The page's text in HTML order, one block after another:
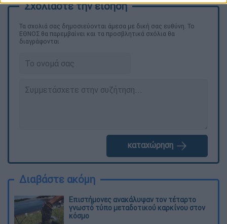
Τα σχολιά σας δημοσιεύονται άμεσα με δική σας ευθύνη. Το
ΕΘΝΟΣ θα παρεμβαίνει και τα προσβλητικά σχόλια θα
διαγράφονται
καταχώρηση
Διαβάστε ακόμη
Επιστήμονες ανακάλυψαν τον τέταρτο
γνωστό τύπο μεταδοτικού καρκίνου στον
κόσμο